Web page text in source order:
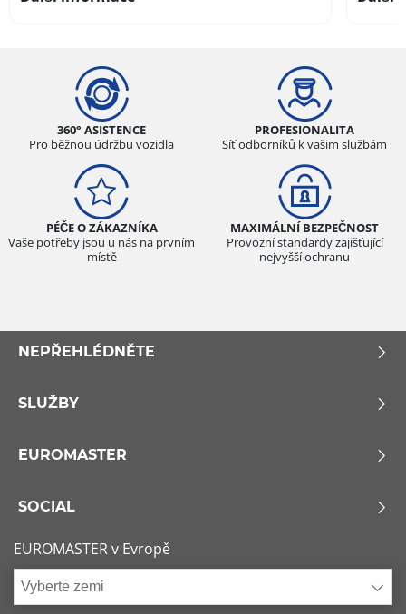
360° ASISTENCE
Pro běžnou údržbu vozidla
PROFESIONALITA
Síť odborníků k vašim službám
PÉČE O ZÁKAZNÍKA
Vaše potřeby jsou u nás na prvním
místě
MAXIMÁLNÍ BEZPEČNOST
Provozní standardy zajišťující
nejvyšší ochranu
NEPŘEHLÉDNĚTE
SLUŽBY
EUROMASTER
SOCIAL
EUROMASTER v Evropě
Vyberte zemi